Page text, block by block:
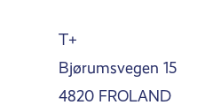
T+
Bjørumsvegen 15
4820 FROLAND